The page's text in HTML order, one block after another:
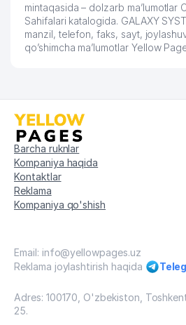
mintaqasida – dolzarb ma’lumotlar
Sahifalari katalogida. GALAXY
manzil, telefon, faks, sayt,
qo’shimcha ma’lumotlar Yellow
Barcha ruknlar
Kompaniya haqida
Kontaktlar
Reklama
Kompaniya qo'shish
Email: info@yellowpages.uz
Reklama joylashtirish haqida
Adres: 100170, O'zbekiston,
25.